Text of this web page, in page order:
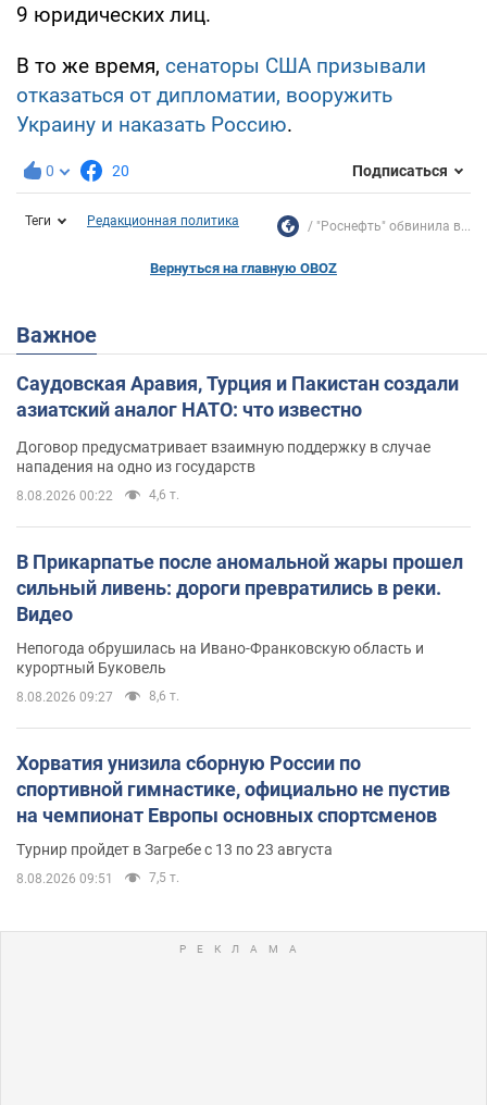
9 юридических лиц.
В то же время, сенаторы США призывали
отказаться от дипломатии, вооружить
Украину и наказать Россию.
0 20 Подписаться
Теги Редакционная политика "Роснефть" обвинила в...
Вернуться на главную OBOZ
Важное
Саудовская Аравия, Турция и Пакистан создали
азиатский аналог НАТО: что известно
Договор предусматривает взаимную поддержку в случае
нападения на одно из государств
8.08.2026 00:22 4,6 т.
В Прикарпатье после аномальной жары прошел
сильный ливень: дороги превратились в реки.
Видео
Непогода обрушилась на Ивано-Франковскую область и
курортный Буковель
8.08.2026 09:27 8,6 т.
Хорватия унизила сборную России по
спортивной гимнастике, официально не пустив
на чемпионат Европы основных спортсменов
Турнир пройдет в Загребе с 13 по 23 августа
8.08.2026 09:51 7,5 т.